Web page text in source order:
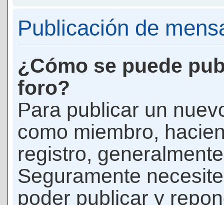
Publicación de
¿Cómo se puede
foro?
Para publicar un
como miembro,
registro,
Seguramente
poder publicar y